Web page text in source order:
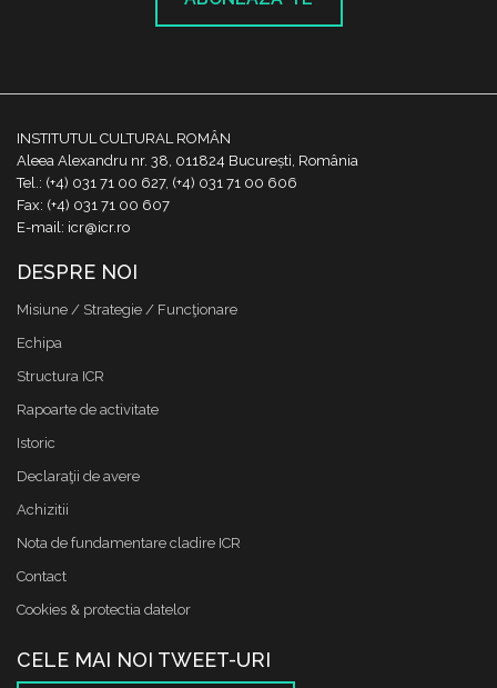
INSTITUTUL CULTURAL ROMÂN
Aleea Alexandru nr. 38, 011824 București, România
Tel.: (+4) 031 71 00 627, (+4) 031 71 00 606
Fax: (+4) 031 71 00 607
E-mail: icr@icr.ro
DESPRE NOI
Misiune / Strategie / Funcţionare
Echipa
Structura ICR
Rapoarte de activitate
Istoric
Declaraţii de avere
Achizitii
Nota de fundamentare cladire ICR
Contact
Cookies & protectia datelor
CELE MAI NOI TWEET-URI